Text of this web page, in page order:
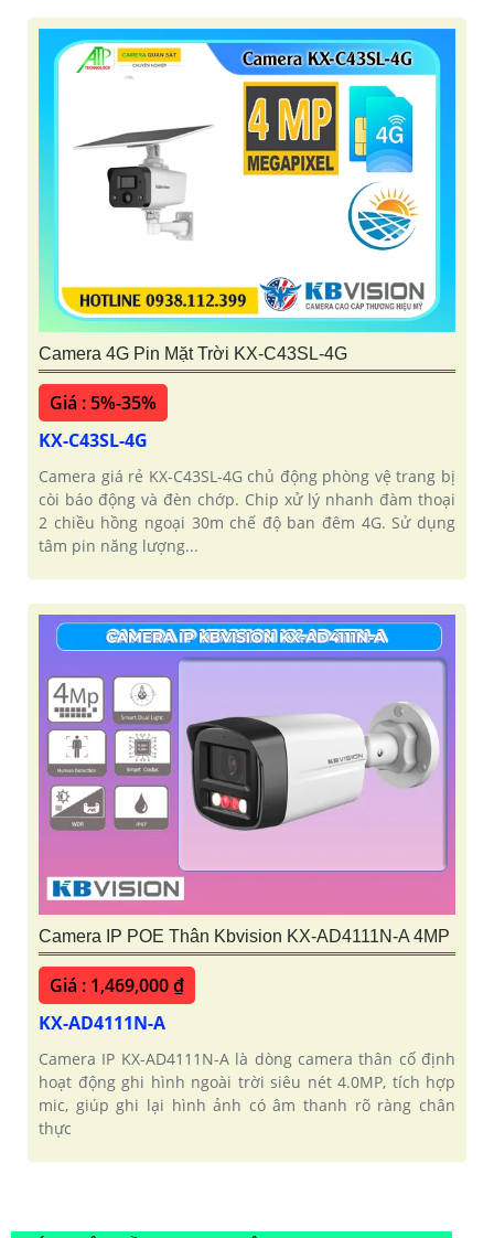
Camera 4G Pin Mặt Trời KX-C43SL-4G
Giá : 5%-35%
KX-C43SL-4G
Camera giá rẻ KX-C43SL-4G chủ động phòng vệ trang bị
còi báo động và đèn chớp. Chip xử lý nhanh đàm thoại
2 chiều hồng ngoại 30m chế độ ban đêm 4G. Sử dụng
tâm pin năng lượng...
Camera IP POE Thân Kbvision KX-AD4111N-A 4MP
Giá : 1,469,000 ₫
KX-AD4111N-A
Camera IP KX-AD4111N-A là dòng camera thân cố định
hoạt động ghi hình ngoài trời siêu nét 4.0MP, tích hợp
mic, giúp ghi lại hình ảnh có âm thanh rõ ràng chân
thực